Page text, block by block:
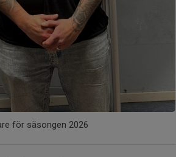
för säsongen 2026